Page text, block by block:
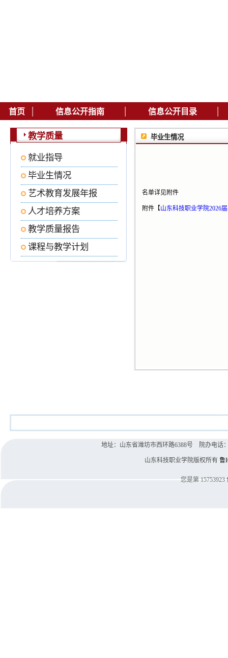
首页 | 信息公开指南 | 信息公开目录 |
教学质量
就业指导
毕业生情况
艺术教育发展年报
人才培养方案
教学质量报告
课程与教学计划
毕业生情况
名单详见附件
附件【山东科技职业学院2026
地址：山东省潍坊市西环路6388号 院办电话
山东科技职业学院版权所有 鲁
您是第 15753923